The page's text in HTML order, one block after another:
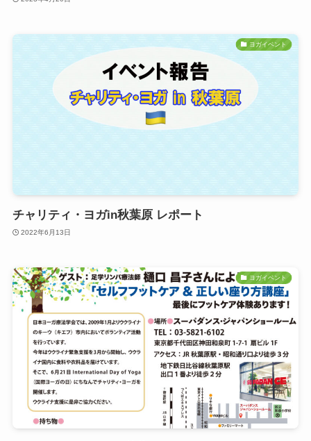
ヨガイベント
チャリティ・ヨガin秋葉原 レポート
2022年6月13日
ヨガイベント